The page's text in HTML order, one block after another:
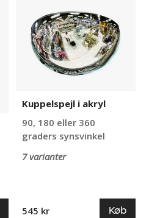
akryl
Kuppelspejl i akryl
90, 180 eller 360
graders synsvinkel
7 varianter
545 kr Køb